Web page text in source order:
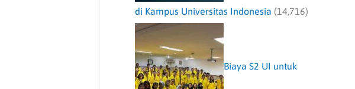
di Kampus Universitas Indonesia (14,716)
Biaya S2 UI untuk